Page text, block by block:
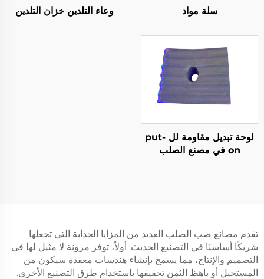
سلة مواد وعاء التلدين خزان التلدين
لوحة تبديل مقاومة لل put-
on في مصنع الصلب
تقدم مصانع صب الصلب العديد من المزايا الجذابة التي تجعلها
شريكًا أساسيًا في التصنيع الحديث. أولاً، توفر مرونة لا مثيل لها في
التصميم والإنتاج، مما يسمح بإنشاء هندسات معقدة سيكون من
المستحيل أو باهظ الثمن تحقيقها باستخدام طرق التصنيع الأخرى.